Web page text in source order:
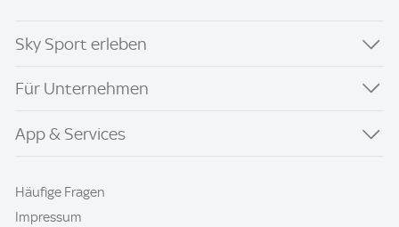
Sky Sport erleben
Für Unternehmen
App & Services
Häufige Fragen
Impressum